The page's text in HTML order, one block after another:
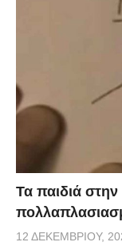
Τα παιδιά
12 ΔΕΚΕΜΒΡΊΟΥ,